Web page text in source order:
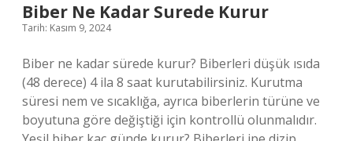
Biber Ne Kadar Surede Kurur
Tarih: Kasım 9, 2024
Biber ne kadar sürede kurur? Biberleri düşük ısıda
(48 derece) 4 ila 8 saat kurutabilirsiniz. Kurutma
süresi nem ve sıcaklığa, ayrıca biberlerin türüne ve
boyutuna göre değiştiği için kontrollü olunmalıdır.